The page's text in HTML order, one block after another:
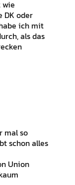
DK oder
ich mit
als das
mal so
schon alles
Union